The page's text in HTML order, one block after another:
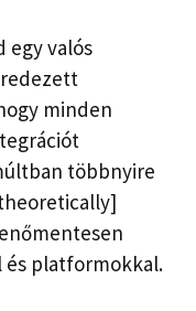
egy valós
minden
többnyire
és platformokkal.